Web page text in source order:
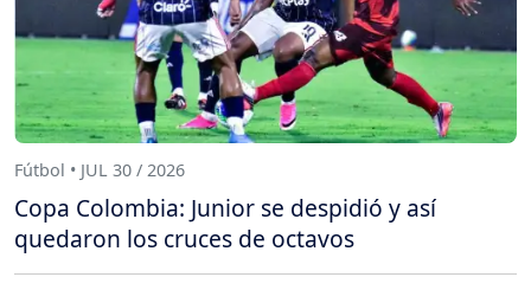
Fútbol • JUL 30 / 2026
Copa Colombia: Junior se despidió y así
quedaron los cruces de octavos